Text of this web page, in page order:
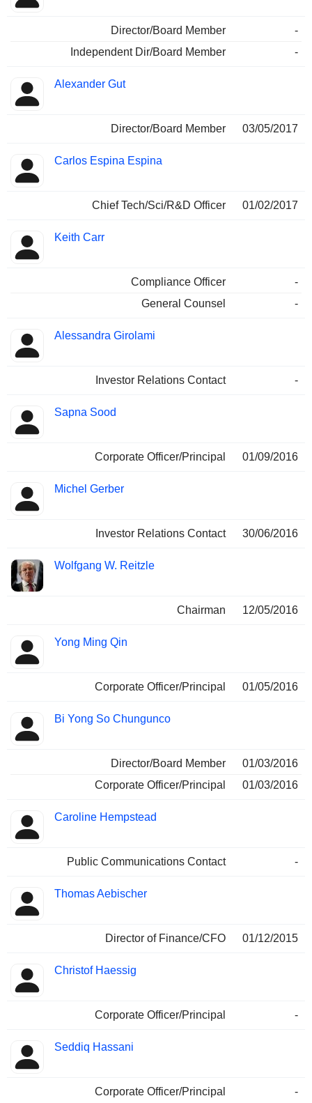
Director/Board Member
-
Independent Dir/Board Member
-
Alexander Gut
Director/Board Member 03/05/2017
Carlos Espina Espina
Chief Tech/Sci/R&D Officer 01/02/2017
Keith Carr
Compliance Officer
-
General Counsel
-
Alessandra Girolami
Investor Relations Contact -
Sapna Sood
Corporate Officer/Principal 01/09/2016
Michel Gerber
Investor Relations Contact 30/06/2016
Wolfgang W. Reitzle
Chairman 12/05/2016
Yong Ming Qin
Corporate Officer/Principal 01/05/2016
Bi Yong So Chungunco
Director/Board Member
01/03/2016
Corporate Officer/Principal
01/03/2016
Caroline Hempstead
Public Communications Contact -
Thomas Aebischer
Director of Finance/CFO 01/12/2015
Christof Haessig
Corporate Officer/Principal -
Seddiq Hassani
Corporate Officer/Principal -